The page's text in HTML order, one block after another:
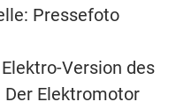
Pressefoto
Version des
Elektromotor